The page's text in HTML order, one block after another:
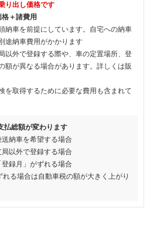
り出し価格です
＋諸費用
納車を前提にしています。自宅への納車
途納車費用がかかります
以外で登録する際や、車の定置場所、登
額が異なる場合があります。詳しくは販
取得するために必要な費用も含まれて
払総額が変わります
納車を希望する場合
以外で登録する場合
録月」がずれる場合
れる場合は自動車税の額が大きく上がり